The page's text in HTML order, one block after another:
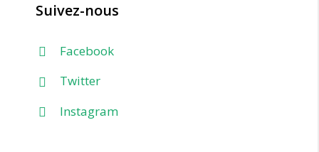
Suivez-nous
Facebook
Twitter
Instagram